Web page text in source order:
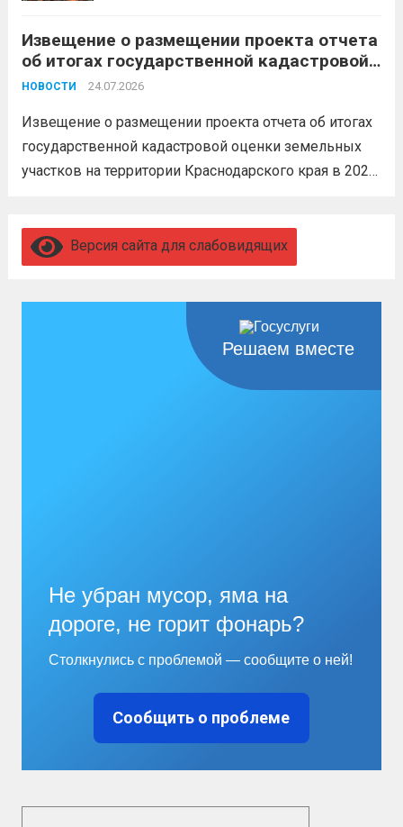
невозможен без вашего согласия,
увольнение по окончании срока
гарантировано. Регион предоставляет
бойцам множество мер поддержки:
3,4 млн рублей единовременно;...
Извещение о размещении проекта отчета
об итогах государственной кадастровой
оценки земельных участков на
году
НОВОСТИ 24.07.2026
Извещение о размещении проекта отчета об итогах
государственной кадастровой оценки земельных
участков на территории Краснодарского края в 2026
Версия сайта для слабовидящих
Решаем вместе
Не убран мусор, яма на
дороге, не горит фонарь?
Столкнулись с проблемой — сообщите о ней!
Сообщить о проблеме